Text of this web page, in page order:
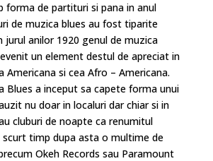
forma de partituri si pana in anul
de muzica blues au fost tiparite
jurul anilor 1920 genul de muzica
un element destul de apreciat in
Americana si cea Afro – Americana.
Blues a inceput sa capete forma unui
nu doar in localuri dar chiar si in
cluburi de noapte ca renumitul
scurt timp dupa asta o multime de
Okeh Records sau Paramount